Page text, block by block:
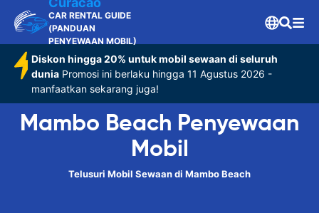
CAR RENTAL GUIDE
(PANDUAN
PENYEWAAN MOBIL)
Diskon hingga 20% untuk mobil sewaan di seluruh
dunia Promosi ini berlaku hingga 11 Agustus 2026 -
manfaatkan sekarang juga!
Mambo Beach Penyewaan
Mobil
Telusuri Mobil Sewaan di Mambo Beach